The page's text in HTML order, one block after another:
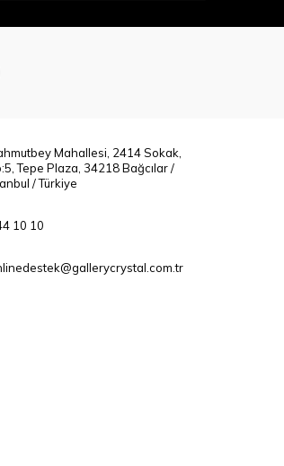
Mahallesi, 2414 Sokak,
Tepe Plaza, 34218 Bağcılar /
/ Türkiye
10 10